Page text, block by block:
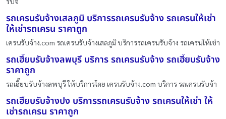
รถเครนรับจ้างเสลภูมิ บริการรถเครนรับจ้าง รถเครนให้เช่า
ให้เช่ารถเครน ราคาถูก
เครนรับจ้าง.com รถเครนรับจ้างเสลภูมิ บริการรถเครนรับจ้าง รถเครนให้เช่า
รถเฮี๊ยบรับจ้างลพบุรี บริการ รถเครนรับจ้าง รถเฮี๊ยบรับจ้าง
ราคาถูก
รถเฮี๊ยบรับจ้างลพบุรี ให้บริการโดย เครนรับจ้าง.com บริการ รถเครนรับจ้า
รถเฮี๊ยบรับจ้างปง บริการรถเครนรับจ้าง รถเครนให้เช่า ให้
เช่ารถเครน ราคาถูก